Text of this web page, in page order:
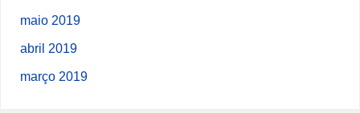
maio 2019
abril 2019
março 2019